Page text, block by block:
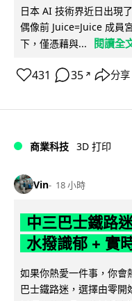
日本 AI 技術界近日出現
偶像前 Juice=Juice 成員
下，僅憑藉與...
閱讀全
431 35 ↗ 分享
商業科技 3D 打印
Vin 18 小時
中三巴士鐵路
水撥識郁 + 實
如果你熱愛一件事，你會
巴士鐵路迷，選擇由零